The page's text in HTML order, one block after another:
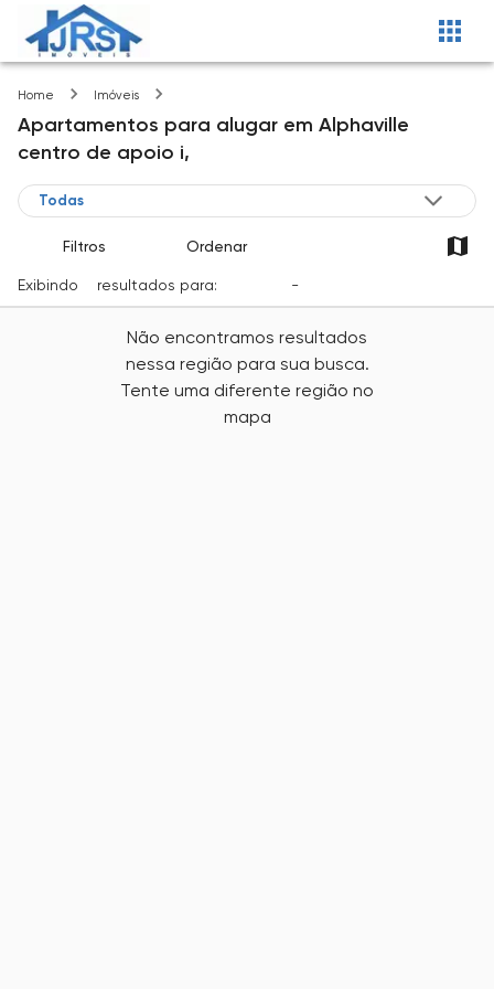
Home Imóveis
Apartamentos para alugar em Alphaville
centro de apoio i,
Filtros Ordenar
Exibindo resultados para: -
Não encontramos resultados
nessa região para sua busca.
Tente uma diferente região no
mapa